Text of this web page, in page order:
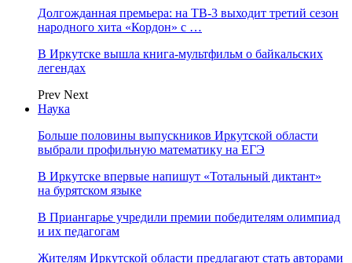
Долгожданная премьера: на ТВ-3 выходит третий сезон
народного хита «Кордон» с …
В Иркутске вышла книга-мультфильм о байкальских
легендах
Prev Next
Наука
Больше половины выпускников Иркутской области
выбрали профильную математику на ЕГЭ
В Иркутске впервые напишут «Тотальный диктант»
на бурятском языке
В Приангарье учредили премии победителям олимпиад
и их педагогам
Жителям Иркутской области предлагают стать авторами